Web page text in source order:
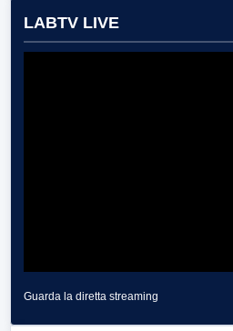
LABTV LIVE
Guarda la diretta streaming